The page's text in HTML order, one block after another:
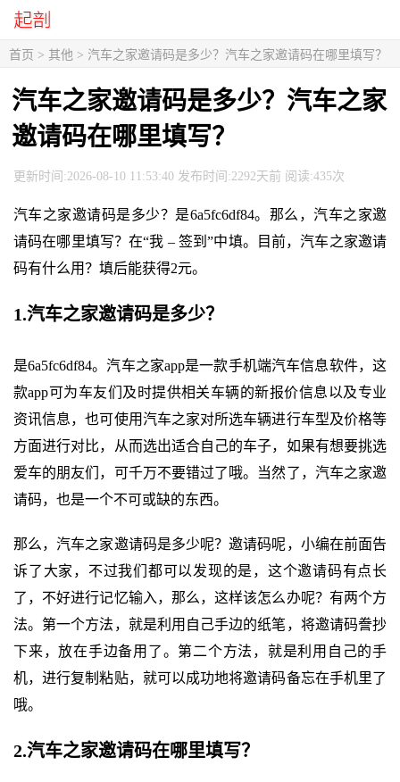
首页 > 其他 > 汽车之家邀请码是多少？汽车之家邀请码在哪里填写？
汽车之家邀请码是多少？汽车之家
邀请码在哪里填写？
更新时间:2026-08-10 11:53:40 发布时间:2292天前 阅读:435次
汽车之家邀请码是多少？是6a5fc6df84。那么，汽车之家邀
请码在哪里填写？在“我 – 签到”中填。目前，汽车之家邀请
码有什么用？填后能获得2元。
1.汽车之家邀请码是多少？
是6a5fc6df84。汽车之家app是一款手机端汽车信息软件，这
款app可为车友们及时提供相关车辆的新报价信息以及专业
资讯信息，也可使用汽车之家对所选车辆进行车型及价格等
方面进行对比，从而选出适合自己的车子，如果有想要挑选
爱车的朋友们，可千万不要错过了哦。当然了，汽车之家邀
请码，也是一个不可或缺的东西。
那么，汽车之家邀请码是多少呢？邀请码呢，小编在前面告
诉了大家，不过我们都可以发现的是，这个邀请码有点长
了，不好进行记忆输入，那么，这样该怎么办呢？有两个方
法。第一个方法，就是利用自己手边的纸笔，将邀请码誊抄
下来，放在手边备用了。第二个方法，就是利用自己的手
机，进行复制粘贴，就可以成功地将邀请码备忘在手机里了
哦。
2.汽车之家邀请码在哪里填写？